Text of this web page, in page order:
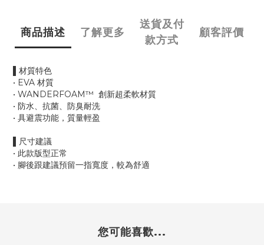
商品描述 了解更多
送貨及付
款方式
顧客評價
▌材質特色
• EVA 材質
• WANDERFOAM™ 創新超柔軟材質
• 防水、抗菌、防臭耐洗
• 具避震功能，質量輕盈
▌尺寸建議
• 此款版型正常
• 腳後跟建議預留一指寬度，較為舒適
您可能喜歡...